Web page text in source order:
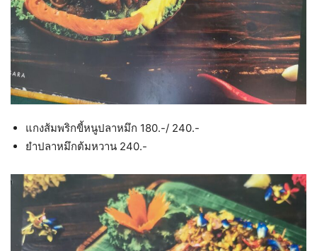
แกงส้มพริกขี้หนูปลาหมึก 180.-/ 240.-
ยำปลาหมึกต้มหวาน 240.-